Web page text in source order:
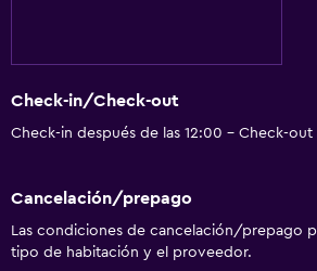
Estacionamiento y transporte
Traslado al aeropuerto (con cargos)
Estacionamiento privado
Servicio de traslado (cargo adicional)
Check-in/Check-out
Check-in después de las 12:00 - Check-out
Cancelación/prepago
Las condiciones de cancelación/prepago
tipo de habitación y el proveedor.